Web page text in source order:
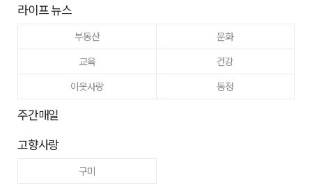
라이프 뉴스
부동산
문화
교육
건강
이웃사랑
동정
주간매일
고향사랑
구미